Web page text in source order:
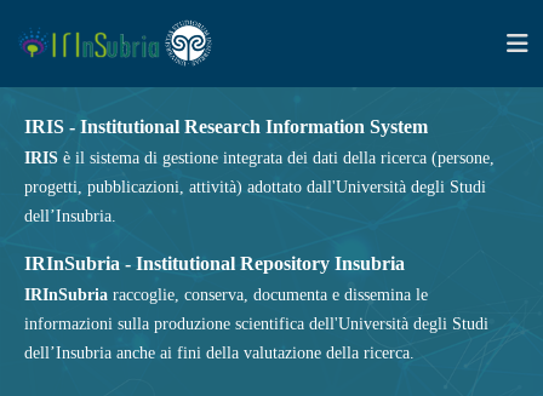
IRIS - Institutional Research Information System
IRIS è il sistema di gestione integrata dei dati della ricerca (persone,
progetti, pubblicazioni, attività) adottato dall'Università degli Studi
dell’Insubria.
IRInSubria - Institutional Repository Insubria
IRInSubria raccoglie, conserva, documenta e dissemina le
informazioni sulla produzione scientifica dell'Università degli Studi
dell’Insubria anche ai fini della valutazione della ricerca.